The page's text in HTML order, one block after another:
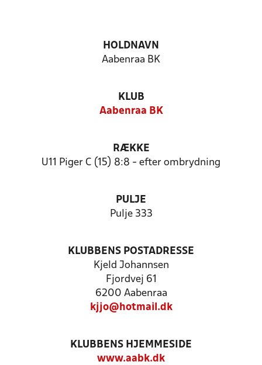
HOLDNAVN
Aabenraa BK
KLUB
Aabenraa BK
RÆKKE
U11 Piger C (15) 8:8 - efter ombrydning
PULJE
Pulje 333
KLUBBENS POSTADRESSE
Kjeld Johannsen
Fjordvej 61
6200 Aabenraa
kjjo@hotmail.dk
KLUBBENS HJEMMESIDE
www.aabk.dk